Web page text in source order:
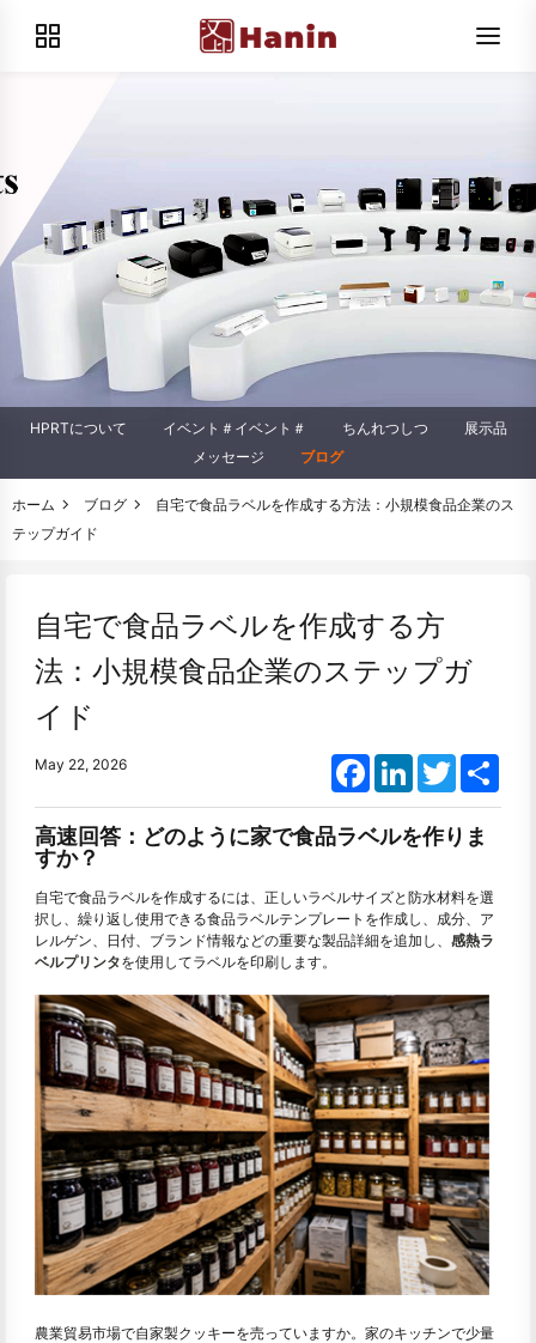
HPRTについて イベント＃イベント＃ ちんれつしつ
展示品
メッセージ
ブログ
ホーム ブログ
自宅で食品ラベルを作成する方法：小規模食品企業のス
テップガイド
自宅で食品ラベルを作成する方
法：小規模食品企業のステップガ
イド
May 22, 2026 FacebookLinkedInTwitter
高速回答：どのように家で食品ラベルを作りま
すか？
自宅で食品ラベルを作成するには、正しいラベルサイズと防水材料を選
択し、繰り返し使用できる食品ラベルテンプレートを作成し、成分、ア
レルゲン、日付、ブランド情報などの重要な製品詳細を追加し、 感熱ラ
ベルプリンタを使用してラベルを印刷します。
農業貿易市場で自家製クッキーを売っていますか。家のキッチンで少量